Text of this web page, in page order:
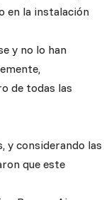
en la instalación
y no lo han
de todas las
y considerando las
que este